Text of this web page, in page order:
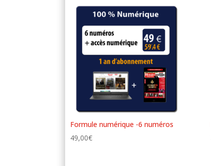
Formule numérique -6 numéros
49,00€